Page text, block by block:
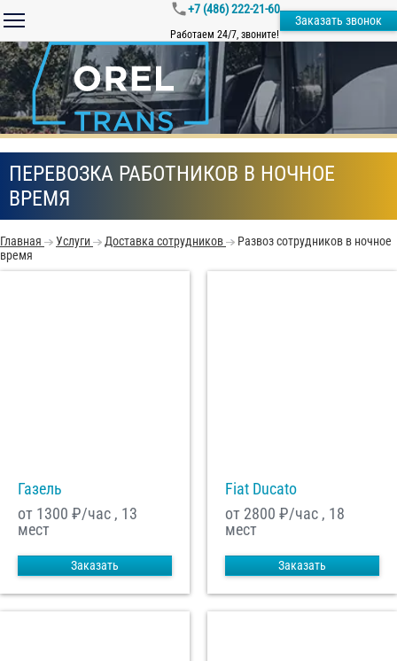
+7 (486) 222-21-60
Работаем 24/7, звоните!
Заказать звонок
ПЕРЕВОЗКА РАБОТНИКОВ В НОЧНОЕ
ВРЕМЯ
Главная Услуги Доставка сотрудников
Развоз сотрудников в ночное
время
Газель
от 1300 ₽/час , 13
мест
Заказать
Fiat Ducato
от 2800 ₽/час , 18
мест
Заказать
Отправить заказ